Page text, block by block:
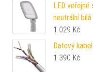
LED veřejné
neutrální bílá
1 029 Kč
Datový
1 390 Kč